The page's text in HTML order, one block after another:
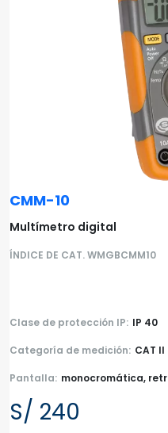
CMM-10
Multímetro digital
ÍNDICE DE CAT. WMGBCMM10
Clase de protección IP: IP 40
Categoría de medición: CAT II
Pantalla: monocromática,
S/ 240